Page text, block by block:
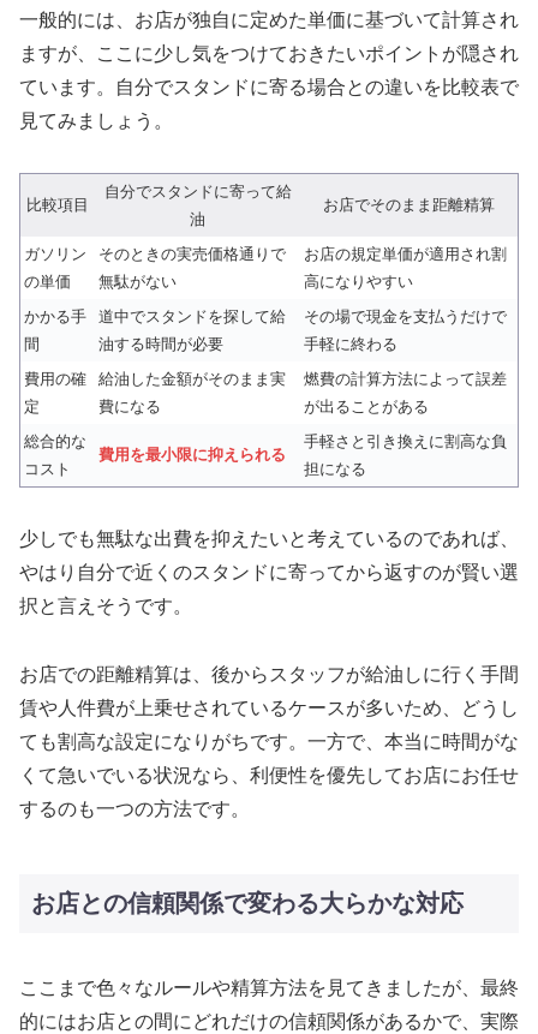
一般的には、お店が独自に定めた単価に基づいて計算され
ますが、ここに少し気をつけておきたいポイントが隠され
ています。自分でスタンドに寄る場合との違いを比較表で
見てみましょう。
比較項目
自分でスタンドに寄って給
油
お店でそのまま距離精算
ガソリン
の単価
そのときの実売価格通りで
無駄がない
お店の規定単価が適用され割
高になりやすい
かかる手
間
道中でスタンドを探して給
油する時間が必要
その場で現金を支払うだけで
手軽に終わる
費用の確
定
給油した金額がそのまま実
費になる
燃費の計算方法によって誤差
が出ることがある
総合的な
コスト
費用を最小限に抑えられる
手軽さと引き換えに割高な負
担になる
少しでも無駄な出費を抑えたいと考えているのであれば、
やはり自分で近くのスタンドに寄ってから返すのが賢い選
択と言えそうです。
お店での距離精算は、後からスタッフが給油しに行く手間
賃や人件費が上乗せされているケースが多いため、どうし
ても割高な設定になりがちです。一方で、本当に時間がな
くて急いでいる状況なら、利便性を優先してお店にお任せ
するのも一つの方法です。
お店との信頼関係で変わる大らかな対応
ここまで色々なルールや精算方法を見てきましたが、最終
的にはお店との間にどれだけの信頼関係があるかで、実際